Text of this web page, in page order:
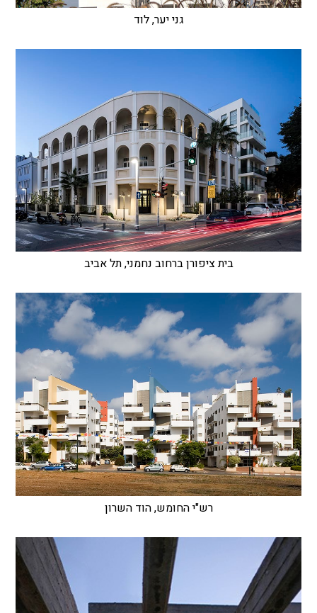
גני יער, לוד
בית ציפורן ברחוב נחמני, תל אביב
רש"י החומש, הוד השרון